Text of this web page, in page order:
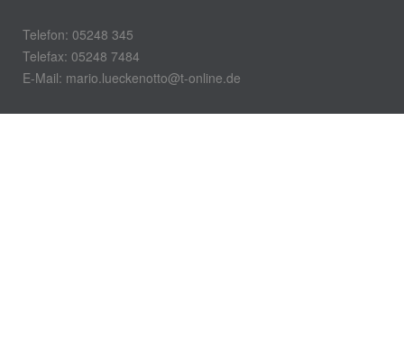
Telefon: 05248 345
Telefax: 05248 7484
E-Mail: mario.lueckenotto@t-online.de